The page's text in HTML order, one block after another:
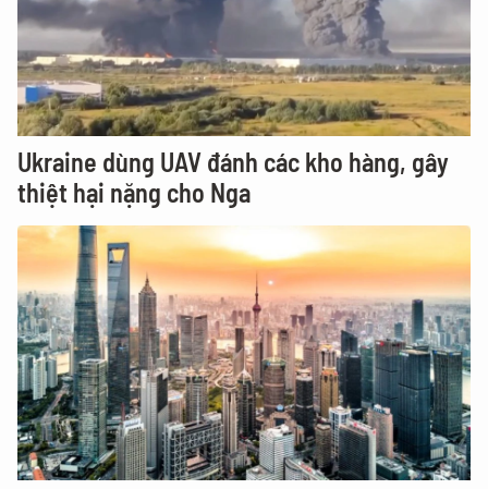
Ukraine dùng UAV đánh các kho hàng, gây
thiệt hại nặng cho Nga